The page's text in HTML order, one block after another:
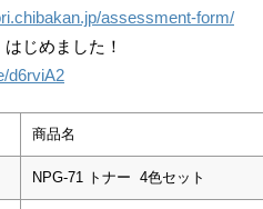
assessment-form/
じめました！
d6rviA2
商品名
NPG-71 トナー 4色セット